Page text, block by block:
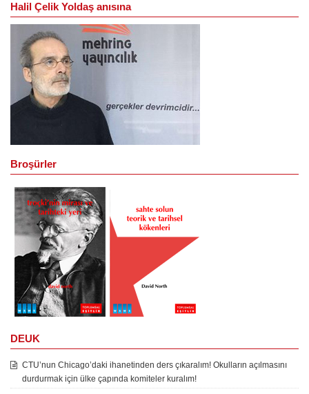
Halil Çelik Yoldaş anısına
Broşürler
DEUK
CTU’nun Chicago’daki ihanetinden ders çıkaralım! Okulların açılmasını
durdurmak için ülke çapında komiteler kuralım!